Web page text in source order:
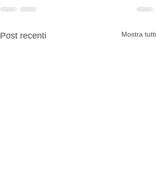
Post recenti Mostra tutti